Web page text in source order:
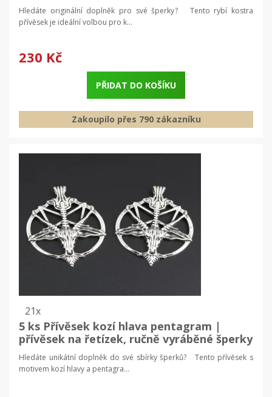
Hledáte originální doplněk pro své šperky? Tento rybí kostra
přívěsek je ideální volbou pro k...
230 Kč
PŘIDAT DO KOŠÍKU
Zakoupilo přes 790 zákazníku
21x
5 ks Přívěsek kozí hlava pentagram |
přívěsek na řetízek, ručně vyráběné šperky
| satanistický šperk
Hledáte unikátní doplněk do své sbírky šperků? Tento přívěsek s
motivem kozí hlavy a pentagra...